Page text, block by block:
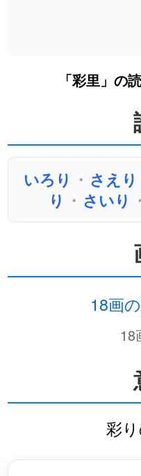
「彩里」の
いろり ・ さえり
り ・ さいり ・
18画
18
彩